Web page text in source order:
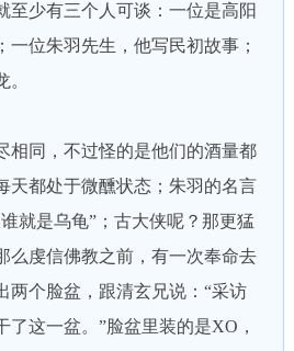
至少有三个人可谈：一位是高阳
一位朱羽先生，他写民初故事；
同，不过怪的是他们的酒量都
天都处于微醺状态；朱羽的名言
就是乌龟”；古大侠呢？那更猛
么虔信佛教之前，有一次奉命去
两个脸盆，跟清玄兄说：“采访
了这一盆。”脸盆里装的是XO，